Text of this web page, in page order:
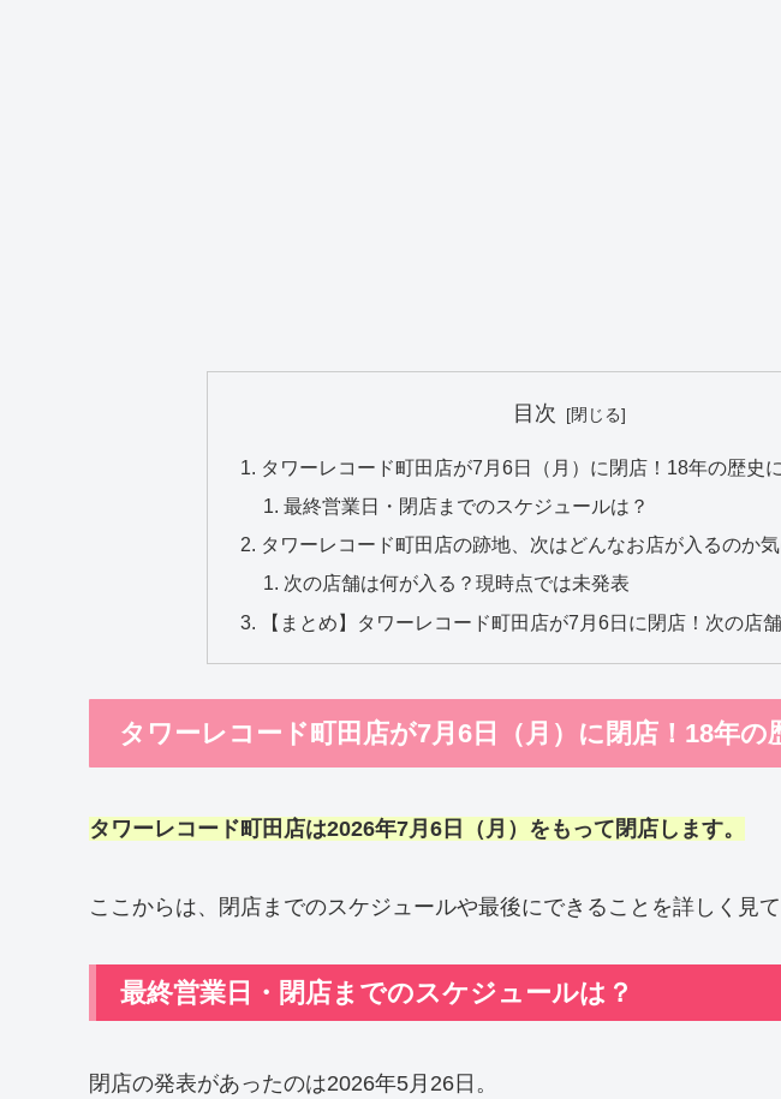
目次
タワーレコード町田店が7月6日（月）に閉店！18年の歴史
最終営業日・閉店までのスケジュールは？
タワーレコード町田店の跡地、次はどんなお店が入るのか気
次の店舗は何が入る？現時点では未発表
【まとめ】タワーレコード町田店が7月6日に閉店！次の店
タワーレコード町田店が7月6日（月）に閉店！18年の
タワーレコード町田店は2026年7月6日（月）をもって閉店します。
ここからは、閉店までのスケジュールや最後にできることを詳しく見て
最終営業日・閉店までのスケジュールは？
閉店の発表があったのは2026年5月26日。